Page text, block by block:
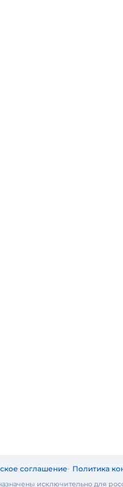
соглашение Политика
исключительно для